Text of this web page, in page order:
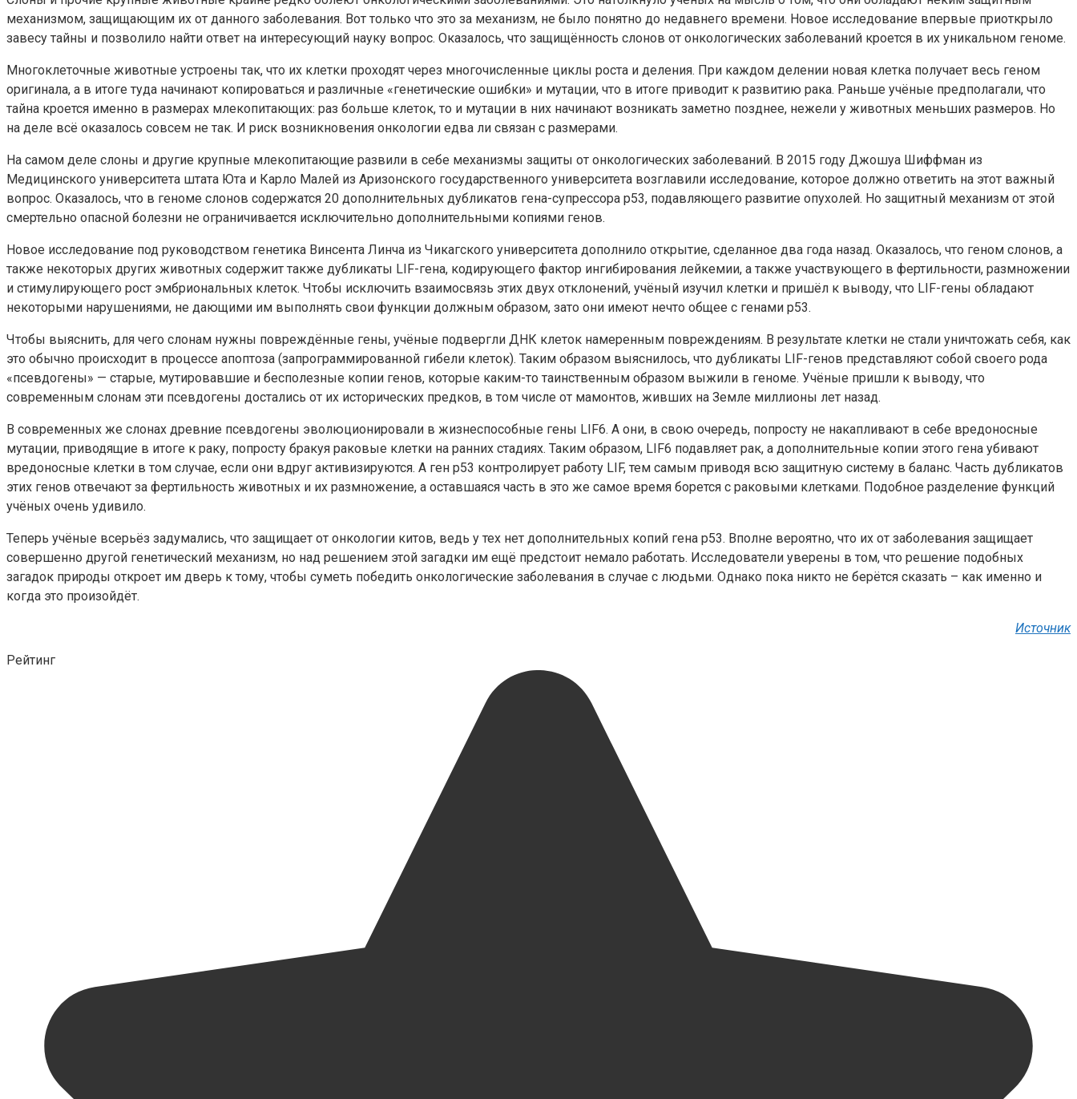
механизмом, защищающим их от данного заболевания. Вот только что это за механизм, не было понятно до недавнего времени. Новое исследование впервые приоткрыло
завесу тайны и позволило найти ответ на интересующий науку вопрос. Оказалось, что защищённость слонов от онкологических заболеваний кроется в их уникальном геноме.
Многоклеточные животные устроены так, что их клетки проходят через многочисленные циклы роста и деления. При каждом делении новая клетка получает весь геном
оригинала, а в итоге туда начинают копироваться и различные «генетические ошибки» и мутации, что в итоге приводит к развитию рака. Раньше учёные предполагали, что
тайна кроется именно в размерах млекопитающих: раз больше клеток, то и мутации в них начинают возникать заметно позднее, нежели у животных меньших размеров. Но
на деле всё оказалось совсем не так. И риск возникновения онкологии едва ли связан с размерами.
На самом деле слоны и другие крупные млекопитающие развили в себе механизмы защиты от онкологических заболеваний. В 2015 году Джошуа Шиффман из
Медицинского университета штата Юта и Карло Малей из Аризонского государственного университета возглавили исследование, которое должно ответить на этот важный
вопрос. Оказалось, что в геноме слонов содержатся 20 дополнительных дубликатов гена-супрессора p53, подавляющего развитие опухолей. Но защитный механизм от этой
смертельно опасной болезни не ограничивается исключительно дополнительными копиями генов.
Новое исследование под руководством генетика Винсента Линча из Чикагского университета дополнило открытие, сделанное два года назад. Оказалось, что геном слонов, а
также некоторых других животных содержит также дубликаты LIF-гена, кодирующего фактор ингибирования лейкемии, а также участвующего в фертильности, размножении
и стимулирующего рост эмбриональных клеток. Чтобы исключить взаимосвязь этих двух отклонений, учёный изучил клетки и пришёл к выводу, что LIF-гены обладают
некоторыми нарушениями, не дающими им выполнять свои функции должным образом, зато они имеют нечто общее с генами p53.
Чтобы выяснить, для чего слонам нужны повреждённые гены, учёные подвергли ДНК клеток намеренным повреждениям. В результате клетки не стали уничтожать себя, как
это обычно происходит в процессе апоптоза (запрограммированной гибели клеток). Таким образом выяснилось, что дубликаты LIF-генов представляют собой своего рода
«псевдогены» — старые, мутировавшие и бесполезные копии генов, которые каким-то таинственным образом выжили в геноме. Учёные пришли к выводу, что
современным слонам эти псевдогены достались от их исторических предков, в том числе от мамонтов, живших на Земле миллионы лет назад.
В современных же слонах древние псевдогены эволюционировали в жизнеспособные гены LIF6. А они, в свою очередь, попросту не накапливают в себе вредоносные
мутации, приводящие в итоге к раку, попросту бракуя раковые клетки на ранних стадиях. Таким образом, LIF6 подавляет рак, а дополнительные копии этого гена убивают
вредоносные клетки в том случае, если они вдруг активизируются. А ген p53 контролирует работу LIF, тем самым приводя всю защитную систему в баланс. Часть дубликатов
этих генов отвечают за фертильность животных и их размножение, а оставшаяся часть в это же самое время борется с раковыми клетками. Подобное разделение функций
учёных очень удивило.
Теперь учёные всерьёз задумались, что защищает от онкологии китов, ведь у тех нет дополнительных копий гена p53. Вполне вероятно, что их от заболевания защищает
совершенно другой генетический механизм, но над решением этой загадки им ещё предстоит немало работать. Исследователи уверены в том, что решение подобных
загадок природы откроет им дверь к тому, чтобы суметь победить онкологические заболевания в случае с людьми. Однако пока никто не берётся сказать – как именно и
когда это произойдёт.
Источник
Рейтинг